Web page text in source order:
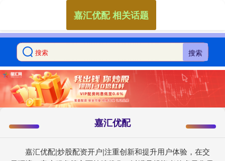
搜索
嘉汇优配
嘉汇优配|炒股配资开户|注重创新和提升用户体验，在交
嘉汇优配 相关话题